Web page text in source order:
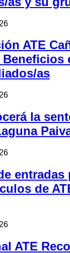
ATE
Beneficios
as
la
entradas
de
ATE